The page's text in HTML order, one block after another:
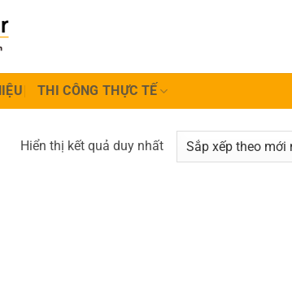
THI CÔNG THỰC TẾ
Hiển thị kết quả duy nhất